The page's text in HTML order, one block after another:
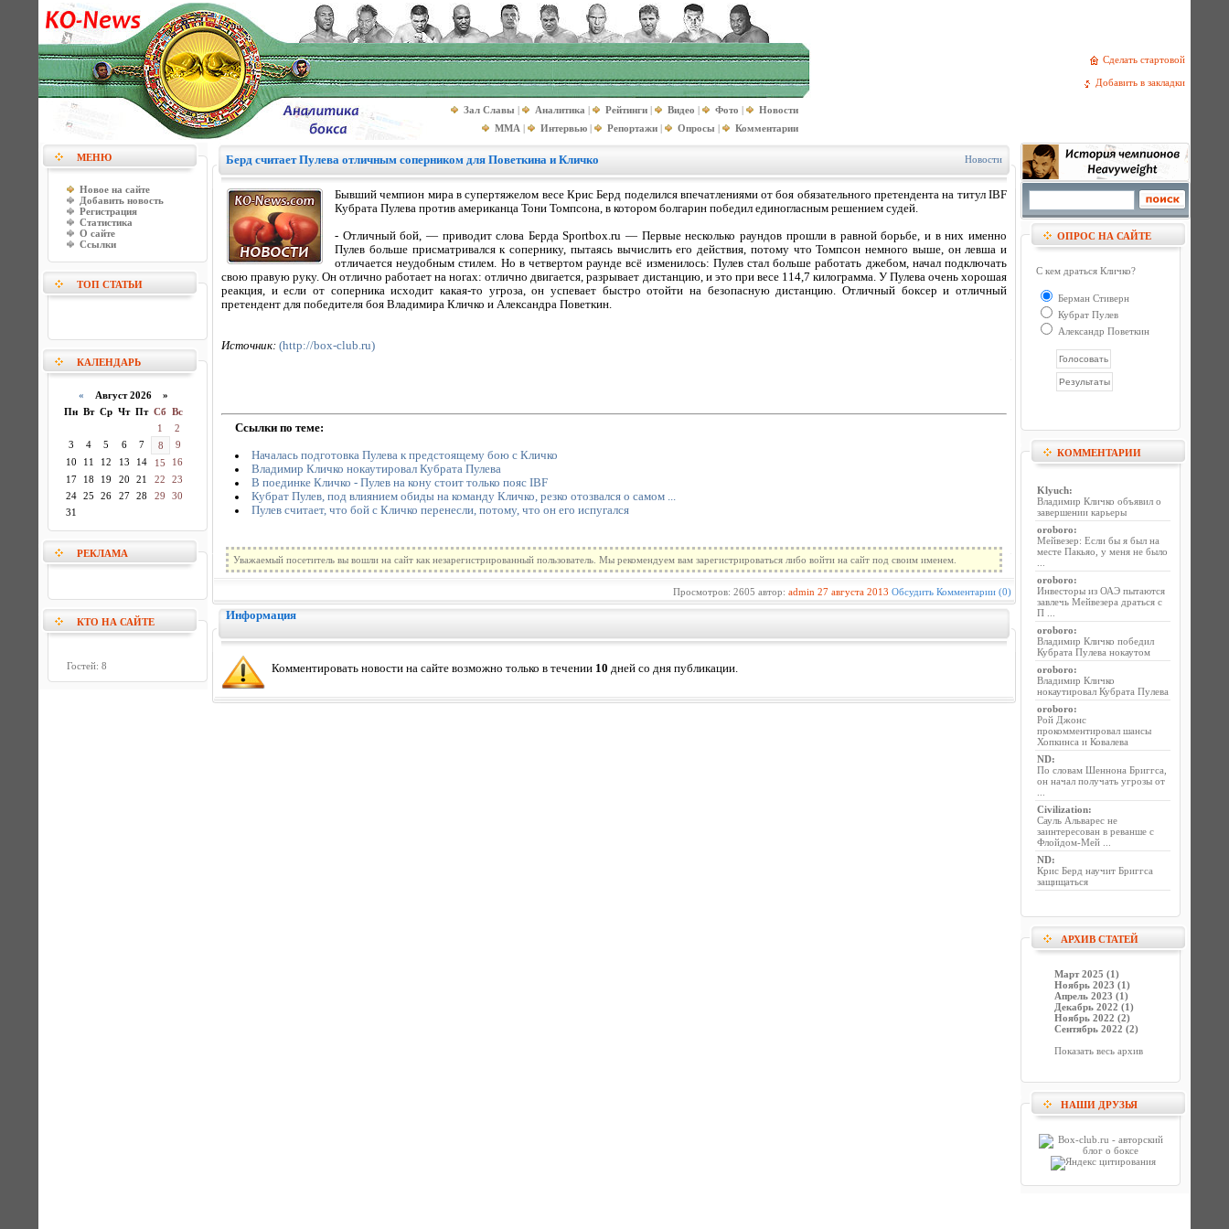
Сделать стартовой
Добавить в закладки
Зал Славы | Аналитика | Рейтинги | Видео | Фото |
Новости
MMA | Интервью | Репортажи | Опросы | Комментарии
МЕНЮ
Новое на сайте
Добавить новость
Регистрация
Статистика
О сайте
Ссылки
ТОП СТАТЬИ
КАЛЕНДАРЬ
« Август 2026 »
Пн Вт Ср Чт Пт Сб Вс
1
2
3
4 5 6 7 8
9
10
11 12 13 14 15
16
17
18 19 20 21 22
23
24
25 26 27 28 29
30
31
РЕКЛАМА
КТО НА САЙТЕ
Гостей: 8
Берд считает Пулева отличным соперником для Поветкина и Кличко Новости
Бывший чемпион мира в супертяжелом весе Крис Берд поделился впечатлениями от боя обязательного претендента на титул IBF
Кубрата Пулева против американца Тони Томпсона, в котором болгарин победил единогласным решением судей.
- Отличный бой, — приводит слова Берда Sportbox.ru — Первые несколько раундов прошли в равной борьбе, и в них именно
Пулев больше присматривался к сопернику, пытаясь вычислить его действия, потому что Томпсон немного выше, он левша и
отличается неудобным стилем. Но в четвертом раунде всё изменилось: Пулев стал больше работать джебом, начал подключать
свою правую руку. Он отлично работает на ногах: отлично двигается, разрывает дистанцию, и это при весе 114,7 килограмма. У Пулева очень хорошая
реакция, и если от соперника исходит какая-то угроза, он успевает быстро отойти на безопасную дистанцию. Отличный боксер и отличный
претендент для победителя боя Владимира Кличко и Александра Поветкин.
Источник: (http://box-club.ru)
Ссылки по теме:
Началась подготовка Пулева к предстоящему бою с Кличко
Владимир Кличко нокаутировал Кубрата Пулева
В поединке Кличко - Пулев на кону стоит только пояс IBF
Кубрат Пулев, под влиянием обиды на команду Кличко, резко отозвался о самом ...
Пулев считает, что бой с Кличко перенесли, потому, что он его испугался
Уважаемый посетитель вы вошли на сайт как незарегистрированный пользователь. Мы рекомендуем вам зарегистрироваться либо войти на сайт под своим именем.
Просмотров: 2605 автор: admin 27 августа 2013 Обсудить Комментарии (0)
Информация
Комментировать новости на сайте возможно только в течении 10 дней со дня публикации.
ОПРОС НА САЙТЕ
С кем драться Кличко?
Берман Стиверн
Кубрат Пулев
Александр Поветкин
КОММЕНТАРИИ
Klyuch:
Владимир Кличко объявил о
завершении карьеры
oroboro:
Мейвезер: Если бы я был на
месте Пакьяо, у меня не было
oroboro:
Инвесторы из ОАЭ пытаются
завлечь Мейвезера драться с
П ...
oroboro:
Владимир Кличко победил
Кубрата Пулева нокаутом
oroboro:
Владимир Кличко
нокаутировал Кубрата Пулева
oroboro:
Рой Джонс
прокомментировал шансы
Хопкинса и Ковалева
ND:
По словам Шеннона Бриггса,
он начал получать угрозы от
Civilization:
Сауль Альварес не
заинтересован в реванше с
Флойдом-Мей ...
ND:
Крис Берд научит Бриггса
защищаться
АРХИВ СТАТЕЙ
Март 2025 (1)
Ноябрь 2023 (1)
Апрель 2023 (1)
Декабрь 2022 (1)
Ноябрь 2022 (2)
Сентябрь 2022 (2)
Показать весь архив
НАШИ ДРУЗЬЯ